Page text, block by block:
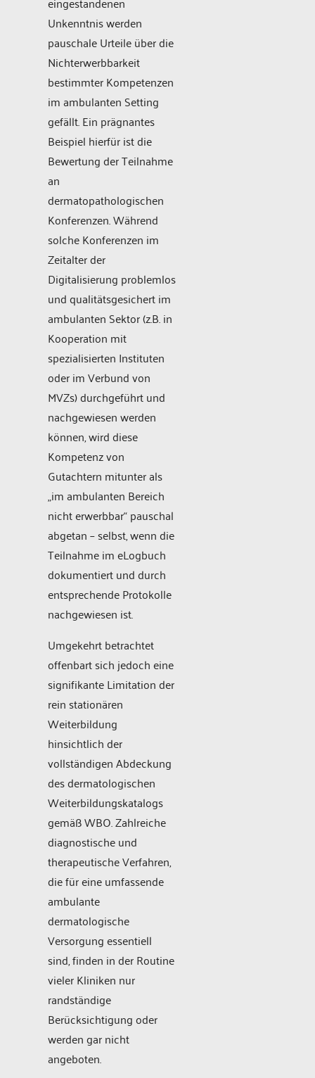
Unkenntnis werden
pauschale Urteile über die
Nichterwerbbarkeit
bestimmter Kompetenzen
im ambulanten Setting
gefällt. Ein prägnantes
Beispiel hierfür ist die
Bewertung der Teilnahme
an
dermatopathologischen
Konferenzen. Während
solche Konferenzen im
Zeitalter der
Digitalisierung problemlos
und qualitätsgesichert im
ambulanten Sektor (z.B. in
Kooperation mit
spezialisierten Instituten
oder im Verbund von
MVZs) durchgeführt und
nachgewiesen werden
können, wird diese
Kompetenz von
Gutachtern mitunter als
„im ambulanten Bereich
nicht erwerbbar“ pauschal
abgetan – selbst, wenn die
Teilnahme im eLogbuch
dokumentiert und durch
entsprechende Protokolle
nachgewiesen ist.
Umgekehrt betrachtet
offenbart sich jedoch eine
signifikante Limitation der
rein stationären
Weiterbildung
hinsichtlich der
vollständigen Abdeckung
des dermatologischen
Weiterbildungskatalogs
gemäß WBO. Zahlreiche
diagnostische und
therapeutische Verfahren,
die für eine umfassende
ambulante
dermatologische
Versorgung essentiell
sind, finden in der Routine
vieler Kliniken nur
randständige
Berücksichtigung oder
werden gar nicht
angeboten.